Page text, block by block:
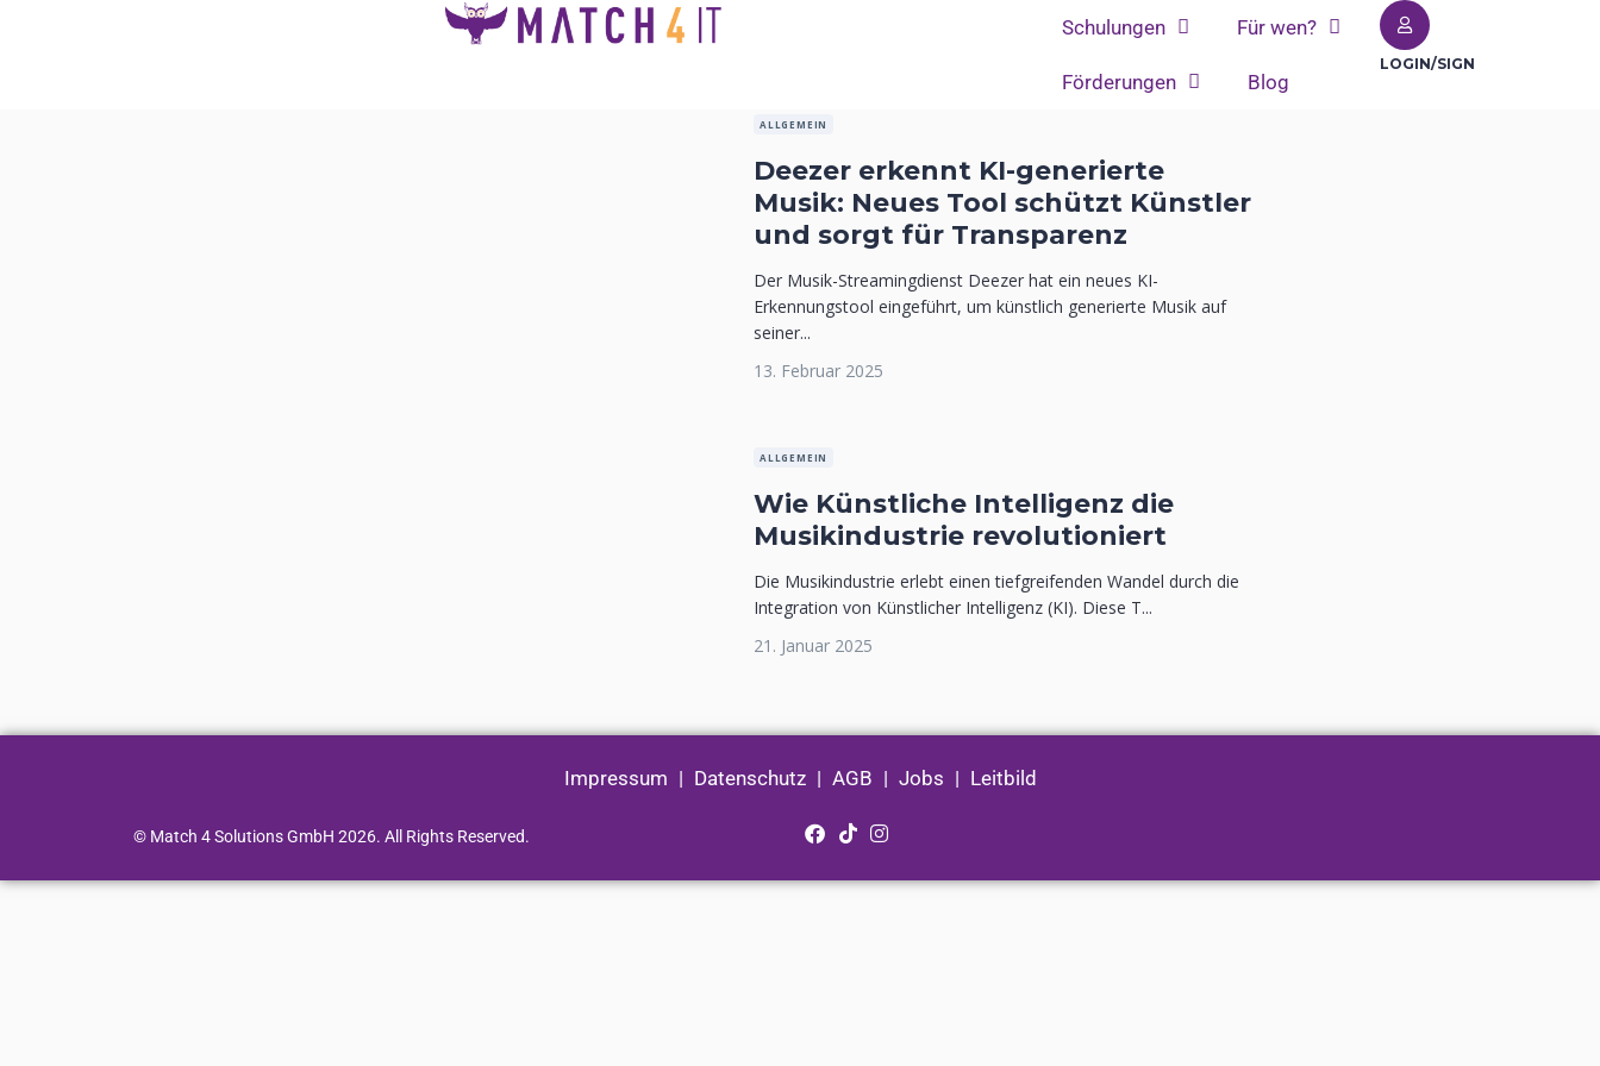
Schulungen Für wen?
Förderungen Blog
LOGIN/SIGN
ALLGEMEIN
Deezer erkennt KI-generierte
Musik: Neues Tool schützt Künstler
und sorgt für Transparenz
Der Musik-Streamingdienst Deezer hat ein neues KI-
Erkennungstool eingeführt, um künstlich generierte Musik auf
seiner...
13. Februar 2025
ALLGEMEIN
Wie Künstliche Intelligenz die
Musikindustrie revolutioniert
Die Musikindustrie erlebt einen tiefgreifenden Wandel durch die
Integration von Künstlicher Intelligenz (KI). Diese T...
21. Januar 2025
Impressum | Datenschutz| AGB | Jobs | Leitbild
© Match 4 Solutions GmbH 2026. All Rights Reserved.